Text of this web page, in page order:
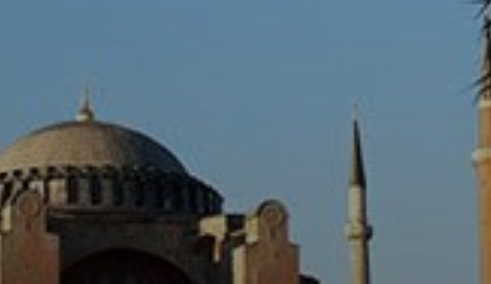
Bizantino, era
centro de tudo.
Santa Sofia virou